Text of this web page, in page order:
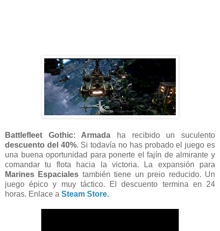
Battlefleet Gothic: Armada ha recibido un suculento
descuento del 40%. Si todavía no has probado el juego es
una buena oportunidad para ponerte el fajín de almirante y
comandar tu flota hacia la victoria. La expansión para
Marines Espaciales también tiene un preio reducido. Un
juego épico y muy táctico. El descuento termina en 24
horas. Enlace a Steam Store.